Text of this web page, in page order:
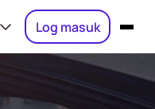
Log masuk